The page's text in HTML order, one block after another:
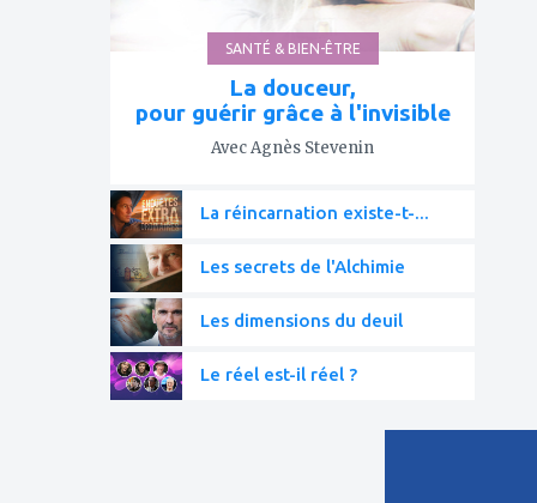
SANTÉ & BIEN-ÊTRE
La douceur,
pour guérir grâce à l'invisible
Avec Agnès Stevenin
La réincarnation existe-t-...
Les secrets de l'Alchimie
Les dimensions du deuil
Le réel est-il réel ?